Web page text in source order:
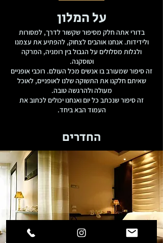
על המלון
בדורי אתה חלק מסיפור שקשור לדרך, למסורות
ולידידות. אנחנו אוהבים לצחוק, להפתיע את עצמנו
ולגלות מסלולים על הגבול בין רומניה, המרקה
וטוסקנה.
זה סיפור שמעורב בו אנשים מכל העולם. רוכבי אופניים
שאיתם חלקנו את התשוקה שלנו לאופניים, לאוכל
מעולה ולהרגשה טובה.
זה סיפור שנכתב כל יום ואנחנו יכולים לכתוב את
העמוד הבא ביחד.
החדרים